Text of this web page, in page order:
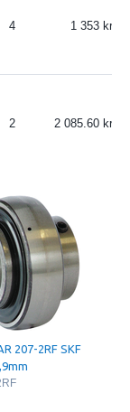
4 1 353
2 2 085.60
207-2RF SKF